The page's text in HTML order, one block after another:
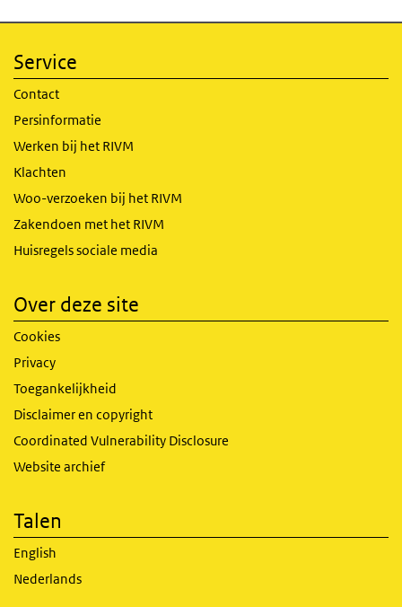
Service
Contact
Persinformatie
Werken bij het RIVM
Klachten
Woo-verzoeken bij het RIVM
Zakendoen met het RIVM
Huisregels sociale media
Over deze site
Cookies
Privacy
Toegankelijkheid
Disclaimer en copyright
Coordinated Vulnerability Disclosure
Website archief
Talen
English
Nederlands